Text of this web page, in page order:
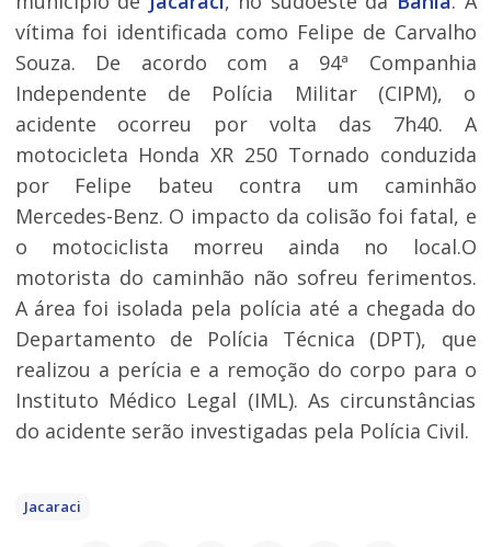
vítima foi identificada como Felipe de Carvalho
Souza. De acordo com a 94ª Companhia
Independente de Polícia Militar (CIPM), o
acidente ocorreu por volta das 7h40. A
motocicleta Honda XR 250 Tornado conduzida
por Felipe bateu contra um caminhão
Mercedes-Benz. O impacto da colisão foi fatal, e
o motociclista morreu ainda no local.O
motorista do caminhão não sofreu ferimentos.
A área foi isolada pela polícia até a chegada do
Departamento de Polícia Técnica (DPT), que
realizou a perícia e a remoção do corpo para o
Instituto Médico Legal (IML). As circunstâncias
do acidente serão investigadas pela Polícia Civil.
Jacaraci